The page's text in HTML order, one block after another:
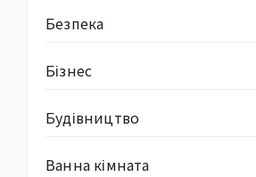
Безпека
Бізнес
Будівництво
Ванна кімната